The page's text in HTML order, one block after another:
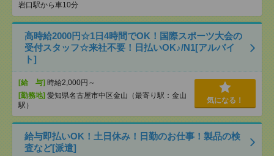
岩口駅から車10分
高時給2000円☆1日4時間でOK！国際スポーツ大会の
受付スタッフ☆来社不要！日払いOK♪/N1[アルバイ
ト]
[給 与] 時給2,000円～
[勤務地] 愛知県名古屋市中区金山（最寄り駅：金山
駅）
気になる！
給与即払いOK！土日休み！日勤のお仕事！製品の検
査など[派遣]